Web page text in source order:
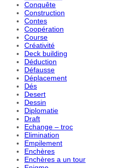
Conquête
Construction
Contes
Coopération
Course
Créativité
Deck building
Déduction
Défausse
Déplacement
Dés
Desert
Dessin
Diplomatie
Draft
Echange – troc
Elimination
Empilement
Enchères
Enchères a un tour